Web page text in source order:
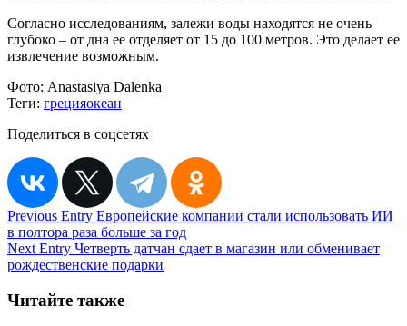
Согласно исследованиям, залежи воды находятся не очень
глубоко – от дна ее отделяет от 15 до 100 метров. Это делает ее
извлечение возможным.
Фото: Anastasiya Dalenka
Теги: грецияокеан
Поделиться в соцсетях
Навигация
по
записям
Previous Entry Европейские компании стали использовать ИИ
в полтора раза больше за год
Next Entry Четверть датчан сдает в магазин или обменивает
рождественские подарки
Читайте также